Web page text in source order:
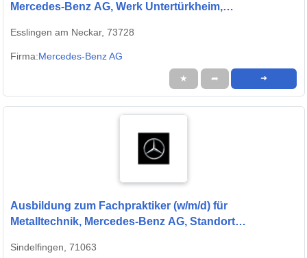
Mercedes-Benz AG, Werk Untertürkheim,
Esslingen am Neckar, 73728
Firma:Mercedes-Benz AG
★ ➦ ➜
Ausbildung zum Fachpraktiker (w/m/d) für
Metalltechnik, Mercedes-Benz AG, Standort
Sindelfingen, 71063